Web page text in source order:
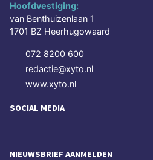
Hoofdvestiging:
van Benthuizenlaan 1
1701 BZ Heerhugowaard
072 8200 600
redactie@xyto.nl
www.xyto.nl
SOCIAL MEDIA
NIEUWSBRIEF AANMELDEN